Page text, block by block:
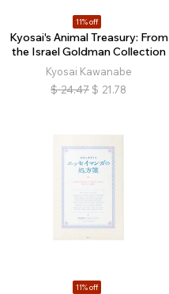
11% off
Kyosai's Animal Treasury: From
the Israel Goldman Collection
Kyosai Kawanabe
$ 24.47 $ 21.78
11% off